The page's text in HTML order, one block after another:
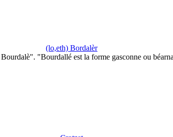
(lo,eth) Bordalèr
"Bourdallé est la forme gasconne ou